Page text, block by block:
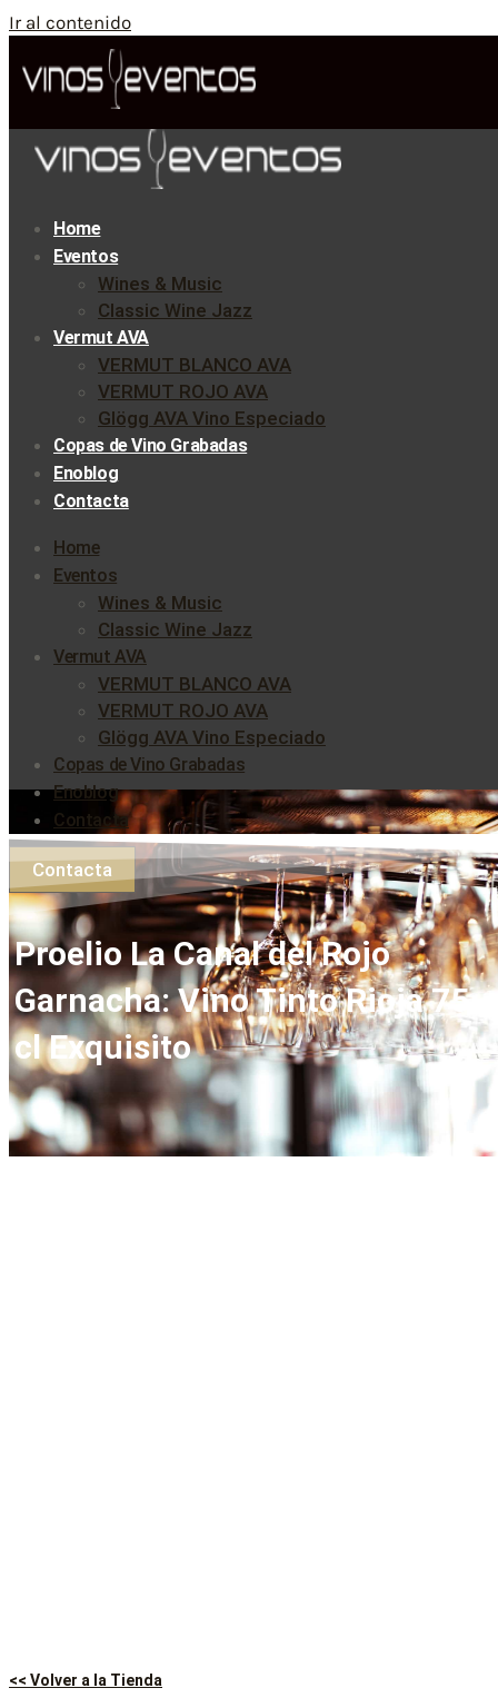
Ir al contenido
Home
Eventos
Wines & Music
Classic Wine Jazz
Vermut AVA
VERMUT BLANCO AVA
VERMUT ROJO AVA
Glögg AVA Vino Especiado
Copas de Vino Grabadas
Enoblog
Contacta
Home
Eventos
Wines & Music
Classic Wine Jazz
Vermut AVA
VERMUT BLANCO AVA
VERMUT ROJO AVA
Glögg AVA Vino Especiado
Copas de Vino Grabadas
Enoblog
Contacta
Contacta
Proelio La Canal del Rojo
Garnacha: Vino Tinto Rioja 75
cl Exquisito
<< Volver a la Tienda